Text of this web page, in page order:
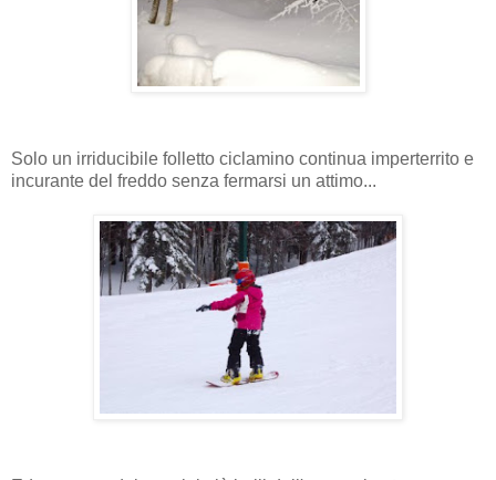
Solo un irriducibile folletto ciclamino continua imperterrito e
incurante del freddo senza fermarsi un attimo...